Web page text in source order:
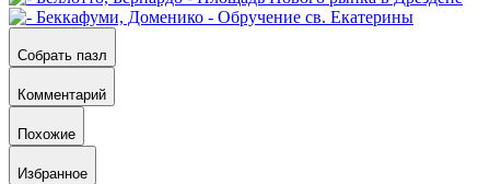
Собрать пазл
Комментарий
Похожие
Избранное